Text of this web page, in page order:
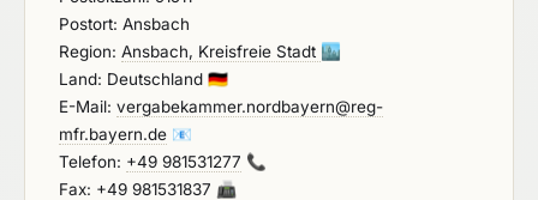
Postort: Ansbach
Region: Ansbach, Kreisfreie Stadt 🏙️
Land: Deutschland 🇩🇪
E-Mail: vergabekammer.nordbayern@reg-
mfr.bayern.de 📧
Telefon: +49 981531277 📞
Fax: +49 981531837 📠